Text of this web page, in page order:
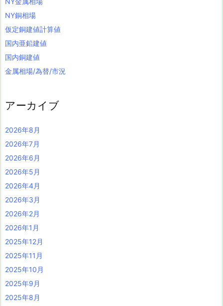
NY銅相場
仮定銅建値計算値
国内亜鉛建値
国内銅建値
金属相場/為替/市況
アーカイブ
2026年8月
2026年7月
2026年6月
2026年5月
2026年4月
2026年3月
2026年2月
2026年1月
2025年12月
2025年11月
2025年10月
2025年9月
2025年8月